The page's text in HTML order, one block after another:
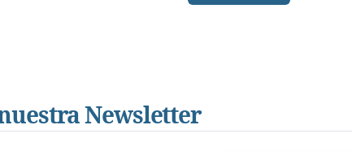
Newsletter